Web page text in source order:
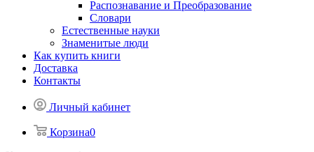
Распознавание и Преобразование
Словари
Естественные науки
Знаменитые люди
Как купить книги
Доставка
Контакты
Личный кабинет
Корзина0